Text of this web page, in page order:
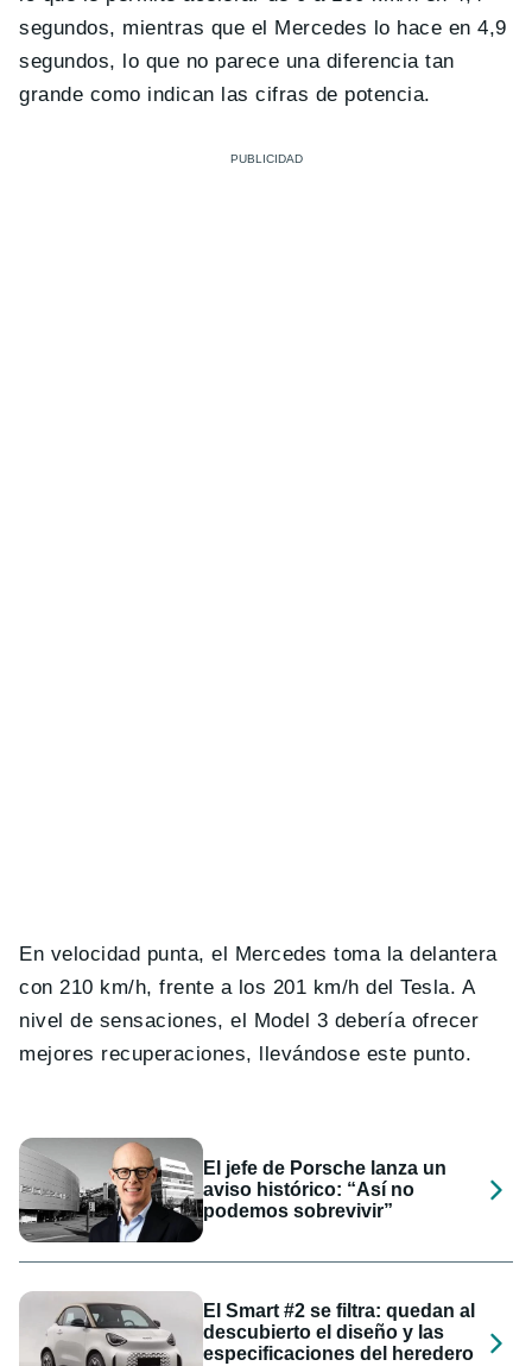
segundos, mientras que el Mercedes lo hace en 4,9
segundos, lo que no parece una diferencia tan
grande como indican las cifras de potencia.
En velocidad punta, el Mercedes toma la delantera
con 210 km/h, frente a los 201 km/h del Tesla. A
nivel de sensaciones, el Model 3 debería ofrecer
mejores recuperaciones, llevándose este punto.
El jefe de Porsche lanza un
aviso histórico: “Así no
podemos sobrevivir”
El Smart #2 se filtra: quedan al
descubierto el diseño y las
especificaciones del heredero